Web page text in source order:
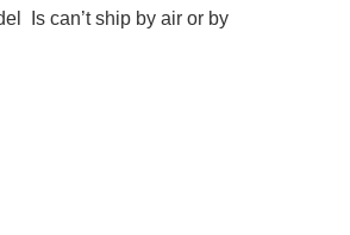
Is can’t ship by air or by